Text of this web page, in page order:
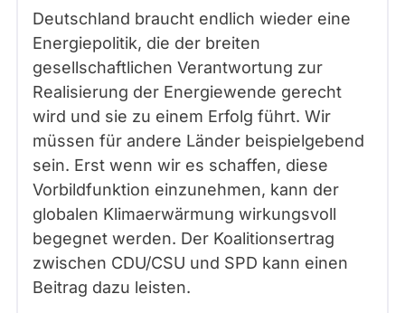
Deutschland braucht endlich wieder eine
Energiepolitik, die der breiten
gesellschaftlichen Verantwortung zur
Realisierung der Energiewende gerecht
wird und sie zu einem Erfolg führt. Wir
müssen für andere Länder beispielgebend
sein. Erst wenn wir es schaffen, diese
Vorbildfunktion einzunehmen, kann der
globalen Klimaerwärmung wirkungsvoll
begegnet werden. Der Koalitionsertrag
zwischen CDU/CSU und SPD kann einen
Beitrag dazu leisten.